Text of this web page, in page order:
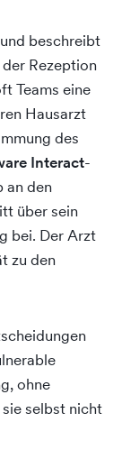
beschreibt
Rezeption
Teams eine
Hausarzt
des
Interact-
an den
über sein
bei. Der Arzt
zu den
ohne
selbst nicht